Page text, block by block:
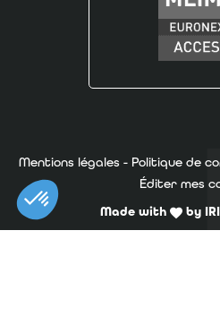
Mentions légales - Politique de
Éditer mes
Made with by
Ce site est protégé par